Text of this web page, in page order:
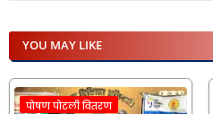
YOU MAY LIKE
पोषण पोटली वितरण